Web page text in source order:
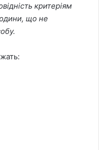
критеріям
що не